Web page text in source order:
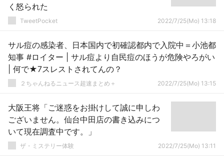
く怒られた
TweetPocket 2022/7/25(Mo) 13:18
サル痘の感染者、日本国内で初確認都内で入院中＝小池都
知事 #ロイター | サル痘より自民痘のほうが危険やろがい
| 何で★7スレストされてんの？
２ちゃんねるニュース超速まとめ＋ 2022/7/25(Mo) 13:15
大阪王将「ご迷惑をお掛けして誠に申しわ
ございません。仙台中田店の書き込みにつ
いて現在調査中です。」
ザ・ミステリー体験 2022/7/25(Mo) 13:11